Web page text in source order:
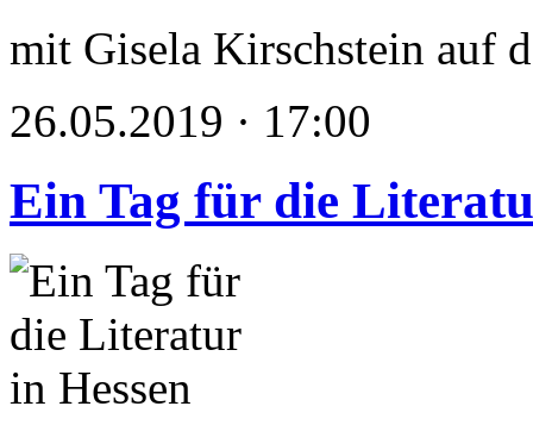
mit Gisela Kirschstein auf
26.05.2019 · 17:00
Ein Tag für die